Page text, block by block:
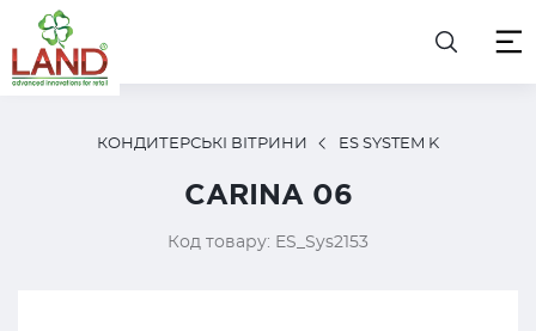
КОНДИТЕРСЬКІ ВІТРИНИ ES SYSTEM K
CARINA 06
Код товару: ES_Sys2153